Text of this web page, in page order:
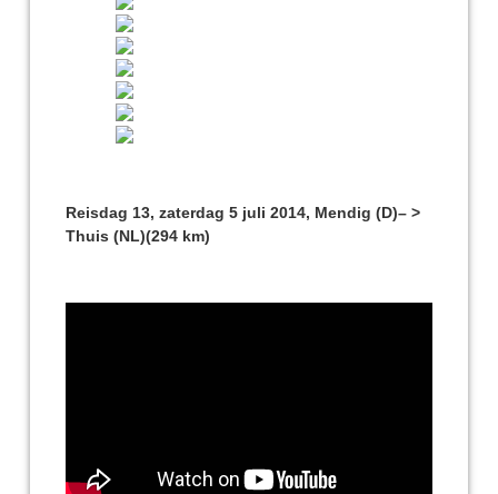
Reisdag 13, zaterdag 5 juli 2014, Mendig (D)– >
Thuis (NL)(294 km)